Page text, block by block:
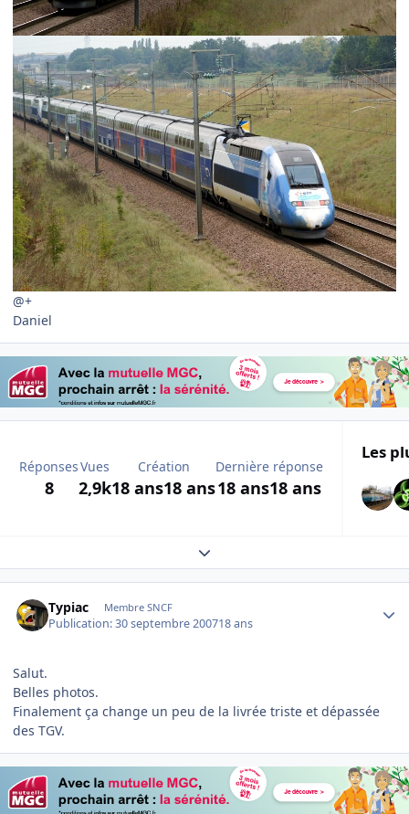
@+
Daniel
Réponses
8
Vues
2,9k
Création
18 ans18 ans
Dernière réponse
18 ans18 ans
Les
Expand topic overview
Typiac Membre SNCF
Publication:30 septembre 200718 ans
Salut.
Belles photos.
Finalement ça change un peu de la livrée triste et dépassée
des TGV.